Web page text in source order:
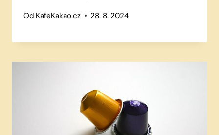
Od KafeKakao.cz 28. 8. 2024